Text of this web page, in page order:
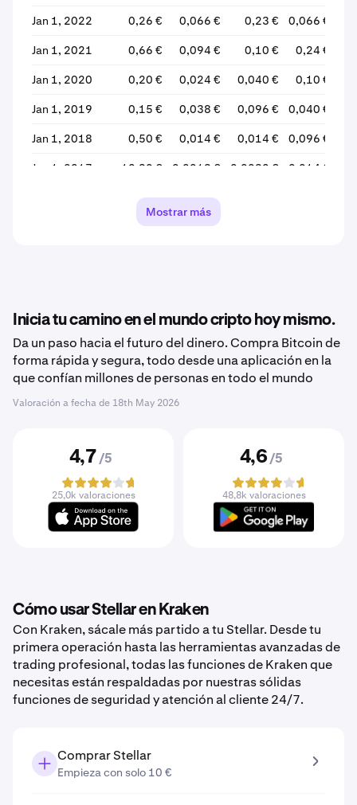
Jan 1, 2022 0,26 € 0,066 € 0,23 € 0,066 €
Jan 1, 2021 0,66 € 0,094 € 0,10 € 0,24 €
Jan 1, 2020 0,20 € 0,024 € 0,040 € 0,10 €
Jan 1, 2019 0,15 € 0,038 € 0,096 € 0,040 €
Jan 1, 2018 0,50 € 0,014 € 0,014 € 0,096 €
Jan 1, 2017 10,90 € 0,0013 € 0,0030 € 0,014 €
Mostrar más
Inicia tu camino en el mundo cripto hoy mismo.
Da un paso hacia el futuro del dinero. Compra Bitcoin de
forma rápida y segura, todo desde una aplicación en la
que confían millones de personas en todo el mundo
Valoración a fecha de 18th May 2026
4,7 /5
25,0k valoraciones
4,6 /5
48,8k valoraciones
Cómo usar Stellar en Kraken
Con Kraken, sácale más partido a tu Stellar. Desde tu
primera operación hasta las herramientas avanzadas de
trading profesional, todas las funciones de Kraken que
necesitas están respaldadas por nuestras sólidas
funciones de seguridad y atención al cliente 24/7.
Comprar Stellar
Empieza con solo 10 €